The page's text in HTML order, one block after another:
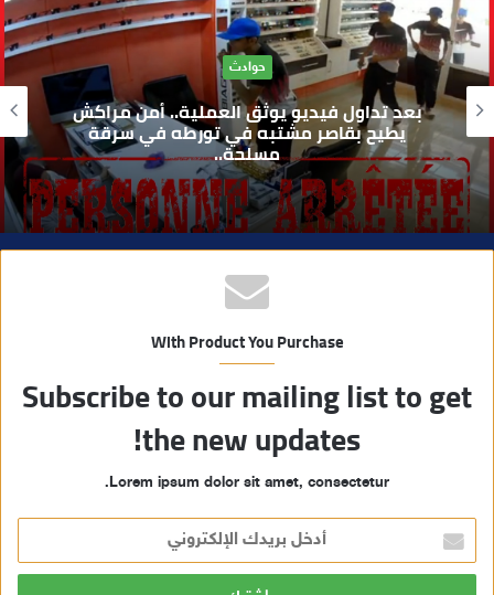
ع
ا
ل
و
ي
ب
رياضة
مراكش والفورمولا 1.. حلم عالمي توقف في
المنعرج الأخير؟
With Product You Purchase
Subscribe to our mailing list to get
the new updates!
Lorem ipsum dolor sit amet, consectetur.
خ
ل